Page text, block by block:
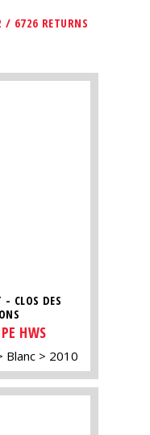
6726 RETURNS
- CLOS DES
HWS
Blanc 2010